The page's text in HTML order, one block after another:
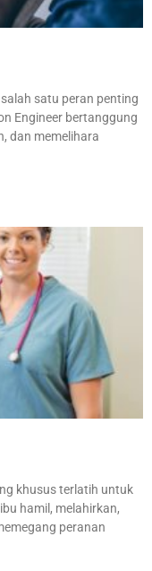
satu peran penting
Engineer bertanggung
dan memelihara
khusus terlatih untuk
hamil, melahirkan,
peranan